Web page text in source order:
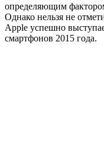
определяющим
Однако нельзя не
Apple успешно
смартфонов 2015 года.